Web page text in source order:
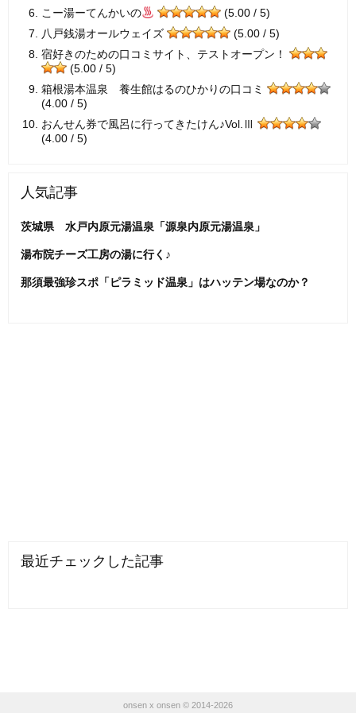
こー湯ーてんかいの
(5.00 / 5)
八戸銭湯オールウェイズ
(5.00 / 5)
宿好きのための口コミサイト、テストオープン！
(5.00 / 5)
箱根湯本温泉 養生館はるのひかりの口コミ
(4.00 / 5)
おんせん券で風呂に行ってきたけん♪Vol.Ⅲ
(4.00 / 5)
人気記事
茨城県 水戸内原元湯温泉「源泉内原元湯温泉」
湯布院チーズ工房の湯に行く♪
那須最強珍スポ「ピラミッド温泉」はハッテン場なのか？
最近チェックした記事
onsen x onsen © 2014-2026